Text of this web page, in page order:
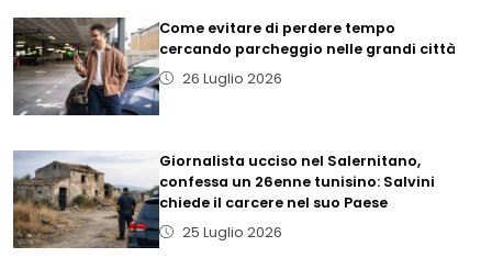
Come evitare di perdere tempo
cercando parcheggio nelle grandi città
26 Luglio 2026
Giornalista ucciso nel Salernitano,
confessa un 26enne tunisino: Salvini
chiede il carcere nel suo Paese
25 Luglio 2026